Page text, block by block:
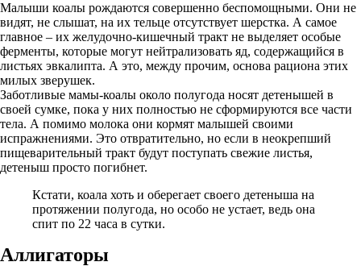
Малыши коалы рождаются совершенно беспомощными. Они не
видят, не слышат, на их тельце отсутствует шерстка. А самое
главное – их желудочно-кишечный тракт не выделяет особые
ферменты, которые могут нейтрализовать яд, содержащийся в
листьях эвкалипта. А это, между прочим, основа рациона этих
милых зверушек.
Заботливые мамы-коалы около полугода носят детенышей в
своей сумке, пока у них полностью не сформируются все части
тела. А помимо молока они кормят малышей своими
испражнениями. Это отвратительно, но если в неокрепший
пищеварительный тракт будут поступать свежие листья,
детеныш просто погибнет.
Кстати, коала хоть и оберегает своего детеныша на
протяжении полугода, но особо не устает, ведь она
спит по 22 часа в сутки.
Аллигаторы